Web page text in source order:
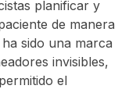
planificar y
de manera
sido una marca
invisibles,
el